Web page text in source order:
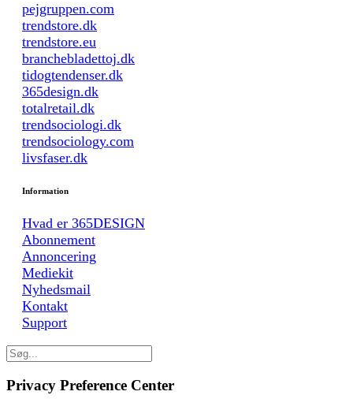
pejgruppen.com
trendstore.dk
trendstore.eu
branchebladettoj.dk
tidogtendenser.dk
365design.dk
totalretail.dk
trendsociologi.dk
trendsociology.com
livsfaser.dk
Information
Hvad er 365DESIGN
Abonnement
Annoncering
Mediekit
Nyhedsmail
Kontakt
Support
Privacy Preference Center